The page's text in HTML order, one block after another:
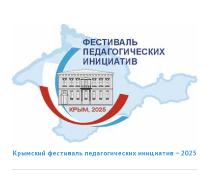
Крымский фестиваль педагогических инициатив − 2025